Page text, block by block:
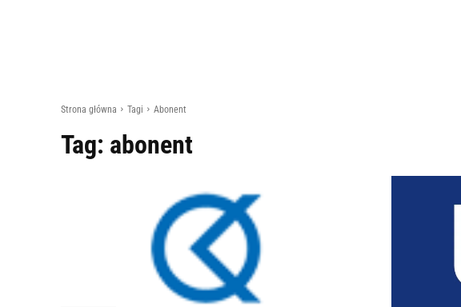
Strona główna Tagi Abonent
Tag: abonent